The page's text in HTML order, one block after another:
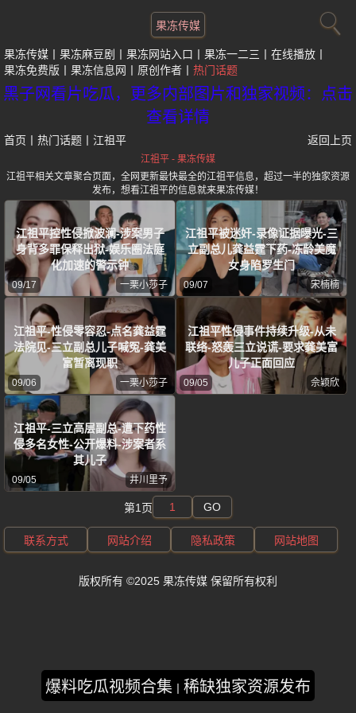
果冻传媒
果冻传媒 果冻麻豆剧 果冻网站入口 果冻一二三
在线播放
果冻免费版
果冻信息网 原创作者 热门话题
黑子网看片吃瓜，更多内部图片和独家视频：点击
查看详情
首页 热门话题 江祖平 返回上页
江祖平 - 果冻传媒
江祖平相关文章聚合页面，全网更新最快最全的江祖平信息，超过一半的独家资源
发布，想看江祖平的信息就来果冻传媒！
江祖平控性侵掀波澜-涉案男子
身背多罪保释出狱-娱乐圈法庭
化加速的警示钟
09/17 一栗小莎子
江祖平被迷奸-录像证据曝光-三
立副总儿龚益霆下药-冻龄美魔
女身陷罗生门
09/07 宋楠楠
江祖平-性侵零容忍-点名龚益霆
法院见-三立副总儿子喊冤-龚美
富暂离现职
09/06 一栗小莎子
江祖平性侵事件持续升级-从未
联络-怒轰三立说谎-要求龚美富
儿子正面回应
09/05 佘颖欣
江祖平-三立高层副总-遭下药性
侵多名女性-公开爆料-涉案者系
其儿子
09/05 井川里予
第1页 GO
爆料吃瓜视频合集 稀缺独家资源发布
联系方式 网站介绍 隐私政策 网站地图
版权所有 ©2025 果冻传媒 保留所有权利